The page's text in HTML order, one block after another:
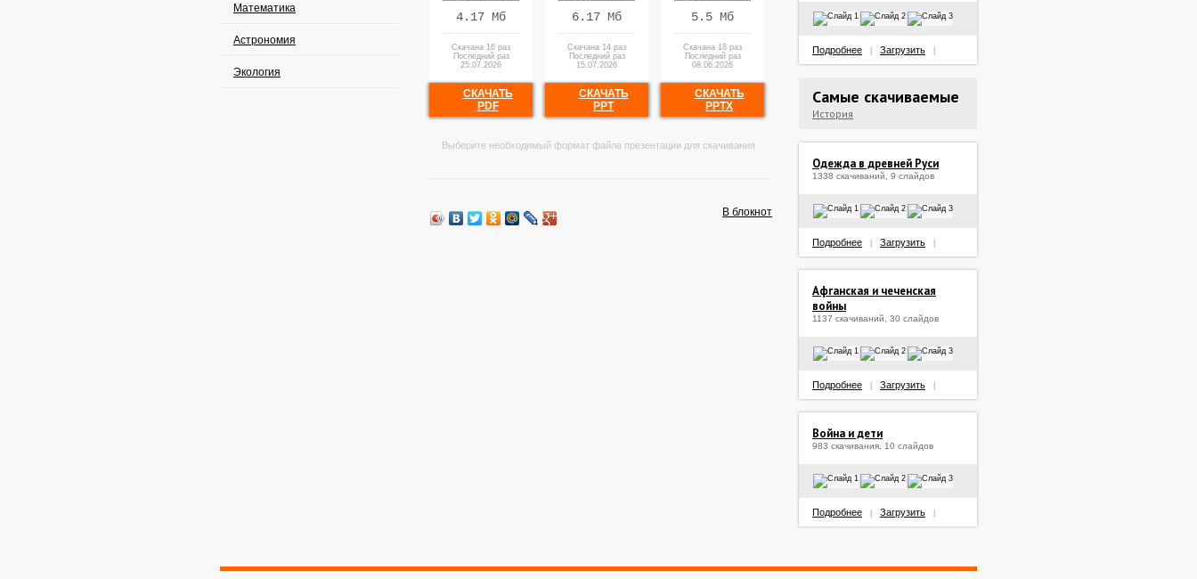
Математика
Астрономия
Экология
4.17 Мб
Скачана 16 раз
Последний раз
25.07.2026
СКАЧАТЬ
PDF
6.17 Мб
Скачана 14 раз
Последний раз
15.07.2026
СКАЧАТЬ
PPT
5.5 Мб
Скачана 18 раз
Последний раз
08.06.2026
СКАЧАТЬ
PPTX
Выберите необходимый формат файла презентации для скачивания
В блокнот
Подробнее Загрузить
Самые скачиваемые
История
Одежда в древней Руси
1338 скачиваний, 9 слайдов
Подробнее Загрузить
Афганская и чеченская
войны
1137 скачиваний, 30 слайдов
Подробнее Загрузить
Война и дети
983 скачивания, 10 слайдов
Подробнее Загрузить